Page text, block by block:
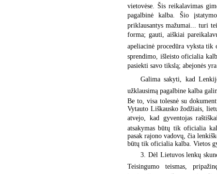
vietovėse. Šis reikalavimas
pagalbinė kalba. Šio
priklausantys mažumai... turi
forma; gauti, aiškiai
apeliacinė procedūra vyksta
sprendimo, išleisto oficialia
pasiekti savo tikslą; abejonės
Galima sakyti, kad
užklausimą pagalbine kalba
Be to, visa tolesnė su
Vytauto Liškausko žodžiais,
atvejo, kad gyventojas
atsakymas būtų tik oficialia
pasak rajono vadovų, čia
būtų tik oficialia kalba. Vietos
3. Dėl Lietuvos lenkų
Teisingumo teismas,